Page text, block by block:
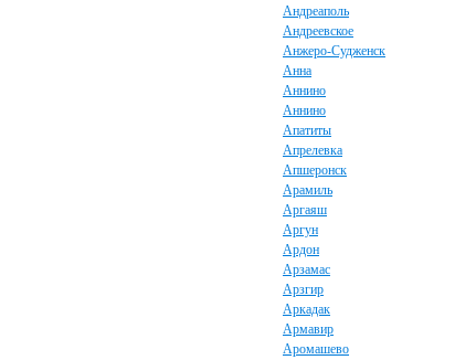
Андреаполь
Андреевское
Анжеро-Судженск
Анна
Аннино
Аннино
Апатиты
Апрелевка
Апшеронск
Арамиль
Аргаяш
Аргун
Ардон
Арзамас
Арзгир
Аркадак
Армавир
Аромашево